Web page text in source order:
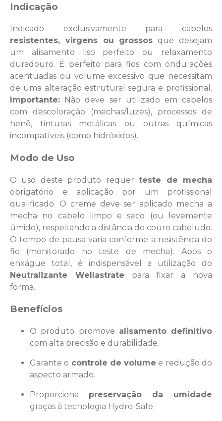
Indicação
Indicado exclusivamente para cabelos
resistentes, virgens ou grossos que desejam
um alisamento liso perfeito ou relaxamento
duradouro. É perfeito para fios com ondulações
acentuadas ou volume excessivo que necessitam
de uma alteração estrutural segura e profissional.
Importante: Não deve ser utilizado em cabelos
com descoloração (mechas/luzes), processos de
henê, tinturas metálicas ou outras químicas
incompatíveis (como hidróxidos).
Modo de Uso
O uso deste produto requerteste de mecha
obrigatório e aplicação por um profissional
qualificado. O creme deve ser aplicado mecha a
mecha no cabelo limpo e seco (ou levemente
úmido), respeitando a distância do couro cabeludo.
O tempo de pausa varia conforme a resistência do
fio (monitorado no teste de mecha). Após o
enxágue total, é indispensável a utilização do
Neutralizante Wellastrate para fixar a nova
forma.
Benefícios
O produto promove alisamento definitivo
com alta precisão e durabilidade.
Garante o controle de volume e redução do
aspecto armado.
Proporciona preservação da umidade
graças à tecnologia Hydro-Safe.